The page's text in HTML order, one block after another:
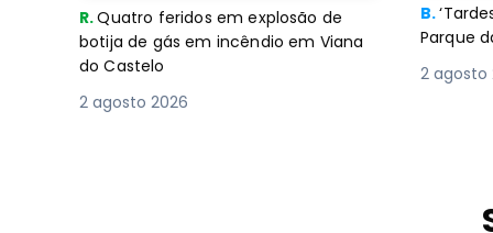
R.Quatro feridos em explosão de
botija de gás em incêndio em Viana
do Castelo
2 agosto 2026
B.
Parque
2 agosto